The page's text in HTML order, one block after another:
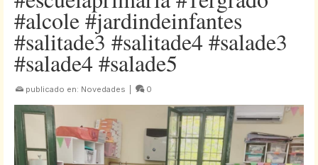
#alcole #jardindeinfantes
#salitade3 #salitade4 #salade3
#salade4 #salade5
publicado en: Novedades 0